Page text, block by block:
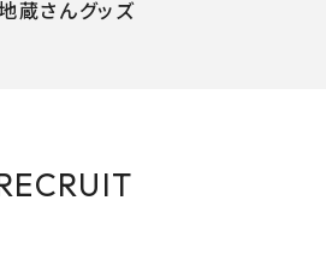
蔵さんグッズ